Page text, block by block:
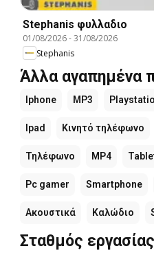
Stephanis φυλλαδιο
01/08/2026-31/08/2026
Stephanis
Άλλα αγαπημένα
Iphone MP3
Ipad Κινητό τηλέφωνο
Τηλέφωνο MP4
Pc gamer Smartphone
Ακουστικά Καλώδιο
Σταθμός εργασίας